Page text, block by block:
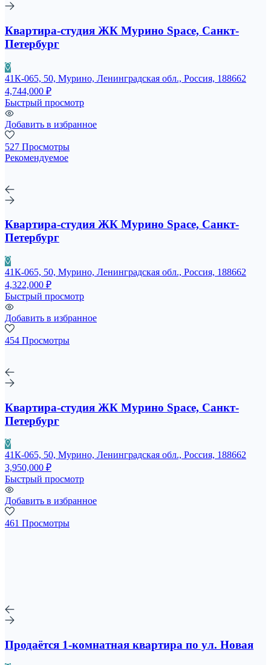
Квартира-студия ЖК Мурино Space, Санкт-
Петербург
41К-065, 50, Мурино, Ленинградская обл., Россия, 188662
4,744,000 ₽
Быстрый просмотр
Добавить в избранное
527 Просмотры
Рекомендуемое
Квартира-студия ЖК Мурино Space, Санкт-
Петербург
41К-065, 50, Мурино, Ленинградская обл., Россия, 188662
4,322,000 ₽
Быстрый просмотр
Добавить в избранное
454 Просмотры
Квартира-студия ЖК Мурино Space, Санкт-
Петербург
41К-065, 50, Мурино, Ленинградская обл., Россия, 188662
3,950,000 ₽
Быстрый просмотр
Добавить в избранное
461 Просмотры
Продаётся 1-комнатная квартира по ул. Новая